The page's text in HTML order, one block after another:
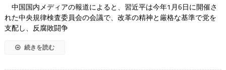
中国国内メディアの報道によると、習近平は今年1月6日に開催さ
れた中央規律検査委員会の会議で、改革の精神と厳格な基準で党を
支配し、反腐敗闘争
続きを読む